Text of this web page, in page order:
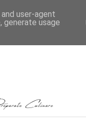
user-agent
generate usage